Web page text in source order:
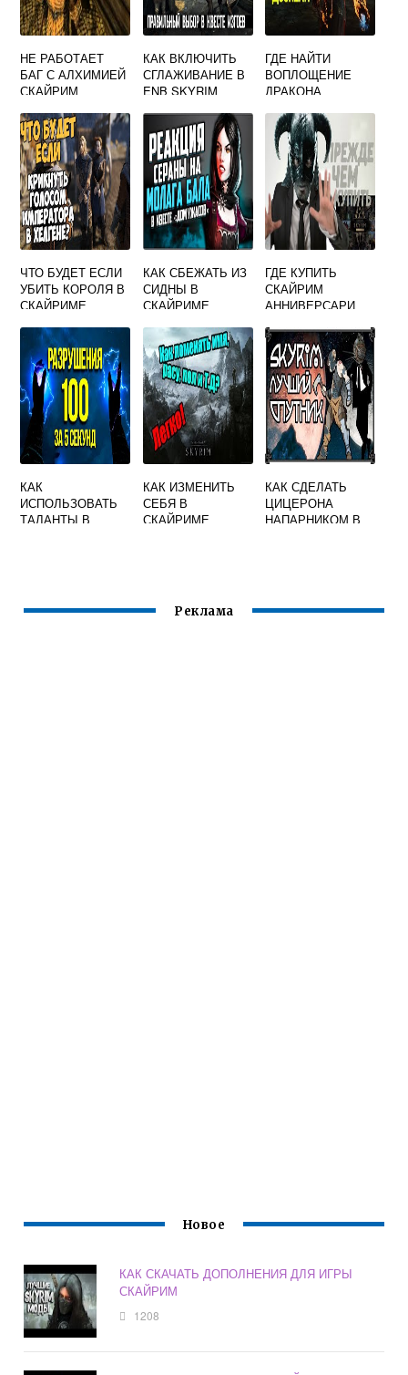
НЕ РАБОТАЕТ
БАГ С АЛХИМИЕЙ
СКАЙРИМ
КАК ВКЛЮЧИТЬ
СГЛАЖИВАНИЕ В
ENB SKYRIM
ГДЕ НАЙТИ
ВОПЛОЩЕНИЕ
ДРАКОНА
ЧТО БУДЕТ ЕСЛИ
УБИТЬ КОРОЛЯ В
СКАЙРИМЕ
КАК СБЕЖАТЬ ИЗ
СИДНЫ В
СКАЙРИМЕ
ГДЕ КУПИТЬ
СКАЙРИМ
АННИВЕРСАРИ
КАК
ИСПОЛЬЗОВАТЬ
ТАЛАНТЫ В
КАК ИЗМЕНИТЬ
СЕБЯ В
СКАЙРИМЕ
КАК СДЕЛАТЬ
ЦИЦЕРОНА
НАПАРНИКОМ В
Реклама
Новое
КАК СКАЧАТЬ ДОПОЛНЕНИЯ ДЛЯ ИГРЫ
СКАЙРИМ
1208